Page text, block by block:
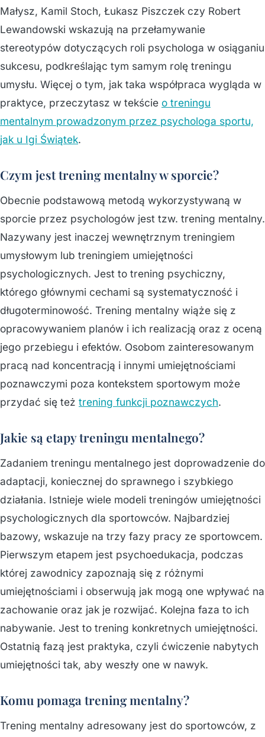
Małysz, Kamil Stoch, Łukasz Piszczek czy Robert
Lewandowski wskazują na przełamywanie
stereotypów dotyczących roli psychologa w osiąganiu
sukcesu, podkreślając tym samym rolę treningu
umysłu. Więcej o tym, jak taka współpraca wygląda w
praktyce, przeczytasz w tekście o treningu
mentalnym prowadzonym przez psychologa sportu,
jak u Igi Świątek.
Czym jest trening mentalny w sporcie?
Obecnie podstawową metodą wykorzystywaną w
sporcie przez psychologów jest tzw. trening mentalny.
Nazywany jest inaczej wewnętrznym treningiem
umysłowym lub treningiem umiejętności
psychologicznych. Jest to trening psychiczny,
którego głównymi cechami są systematyczność i
długoterminowość. Trening mentalny wiąże się z
opracowywaniem planów i ich realizacją oraz z oceną
jego przebiegu i efektów. Osobom zainteresowanym
pracą nad koncentracją i innymi umiejętnościami
poznawczymi poza kontekstem sportowym może
przydać się też trening funkcji poznawczych.
Jakie są etapy treningu mentalnego?
Zadaniem treningu mentalnego jest doprowadzenie do
adaptacji, koniecznej do sprawnego i szybkiego
działania. Istnieje wiele modeli treningów umiejętności
psychologicznych dla sportowców. Najbardziej
bazowy, wskazuje na trzy fazy pracy ze sportowcem.
Pierwszym etapem jest psychoedukacja, podczas
której zawodnicy zapoznają się z różnymi
umiejętnościami i obserwują jak mogą one wpływać na
zachowanie oraz jak je rozwijać. Kolejna faza to ich
nabywanie. Jest to trening konkretnych umiejętności.
Ostatnią fazą jest praktyka, czyli ćwiczenie nabytych
umiejętności tak, aby weszły one w nawyk.
Komu pomaga trening mentalny?
Trening mentalny adresowany jest do sportowców, z